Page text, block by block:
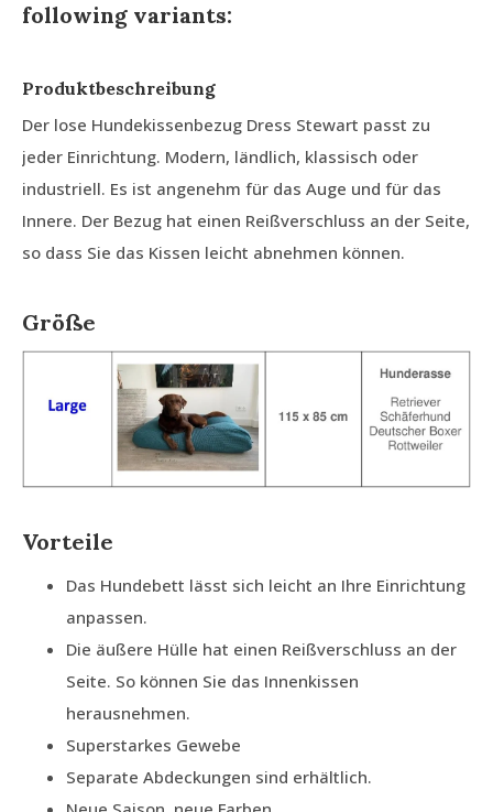
following variants:
Produktbeschreibung
Der lose Hundekissenbezug Dress Stewart passt zu
jeder Einrichtung. Modern, ländlich, klassisch oder
industriell. Es ist angenehm für das Auge und für das
Innere. Der Bezug hat einen Reißverschluss an der Seite,
so dass Sie das Kissen leicht abnehmen können.
Größe
Vorteile
Das Hundebett lässt sich leicht an Ihre Einrichtung
anpassen.
Die äußere Hülle hat einen Reißverschluss an der
Seite. So können Sie das Innenkissen
herausnehmen.
Superstarkes Gewebe
Separate Abdeckungen sind erhältlich.